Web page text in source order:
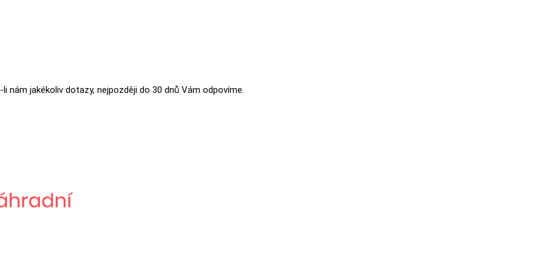
nám jakékoliv dotazy, nejpozději do 30 dnů Vám odpovíme.